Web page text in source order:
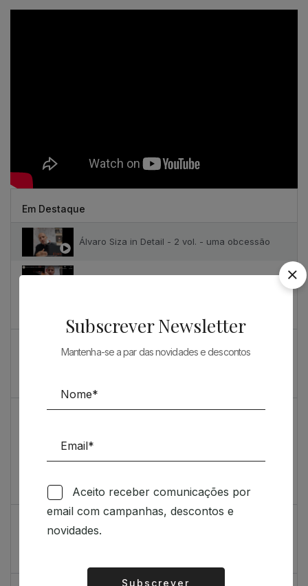
Em Destaque
Álvaro Siza in Detail - 2 vol. - uma obcessão
O máximo rigor
PRENDA ESPECIAL PARA ARQUITECTOS 2023
Feedback
Índice de satisfação inédito
Subscrever Newsletter
Mantenha-se a par das novidades e descontos
Aceito receber comunicações por
email com campanhas, descontos e
novidades.
Subscrever